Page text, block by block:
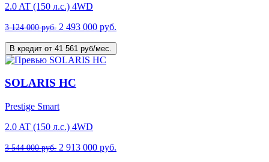
2.0 AT (150 л.с.) 4WD
3 124 000 руб. 2 493 000 руб.
В кредит от 41 561 руб/мес.
SOLARIS HC
Prestige Smart
2.0 AT (150 л.с.) 4WD
3 544 000 руб. 2 913 000 руб.